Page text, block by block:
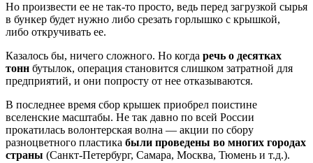
Но произвести ее не так-то просто, ведь перед загрузкой сырья
в бункер будет нужно либо срезать горлышко с крышкой,
либо откручивать ее.
Казалось бы, ничего сложного. Но когда речь о десятках
тонн бутылок, операция становится слишком затратной для
предприятий, и они попросту от нее отказываются.
В последнее время сбор крышек приобрел поистине
вселенские масштабы. Не так давно по всей России
прокатилась волонтерская волна — акции по сбору
разноцветного пластика были проведены во многих городах
страны (Санкт-Петербург, Самара, Москва, Тюмень и т.д.).